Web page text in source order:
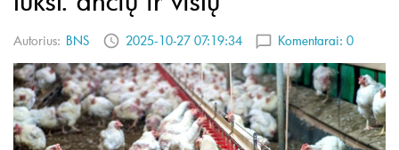
Autorius: BNS 2025-10-27 07:19:34 Komentarai: 0